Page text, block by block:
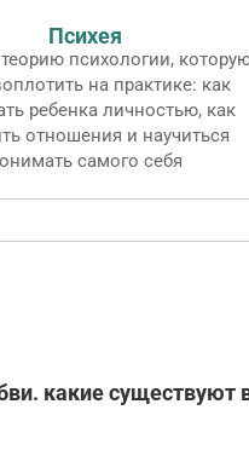
Психея
психологии,
на практике: как
ребенка личностью, как
отношения и научиться
самого себя
какие существуют